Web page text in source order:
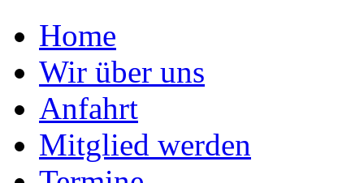
Home
Wir über uns
Anfahrt
Mitglied werden